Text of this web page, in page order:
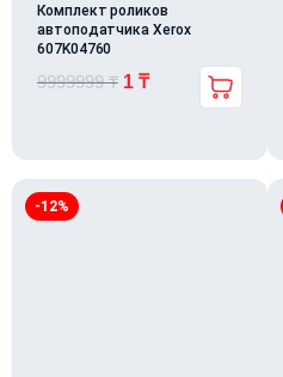
Комплект роликов
автоподатчика Xerox
607K04760
9999999₸ 1 ₸
-12%